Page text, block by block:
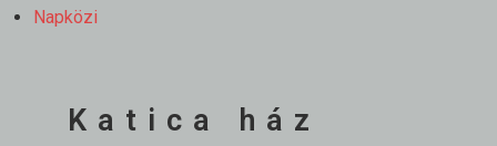
Napközi
Katica ház